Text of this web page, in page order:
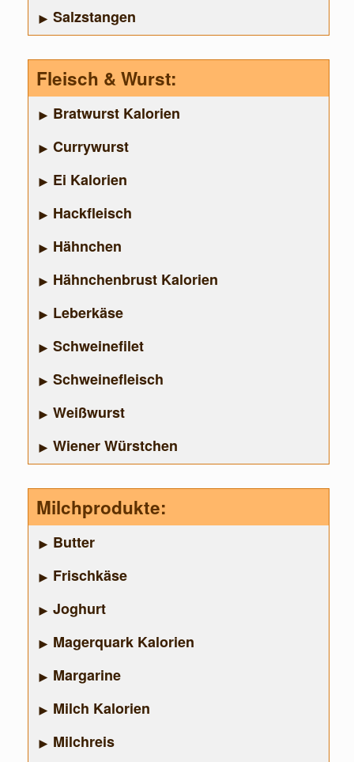
Salzstangen
Fleisch & Wurst:
Bratwurst Kalorien
Currywurst
Ei Kalorien
Hackfleisch
Hähnchen
Hähnchenbrust Kalorien
Leberkäse
Schweinefilet
Schweinefleisch
Weißwurst
Wiener Würstchen
Milchprodukte:
Butter
Frischkäse
Joghurt
Magerquark Kalorien
Margarine
Milch Kalorien
Milchreis